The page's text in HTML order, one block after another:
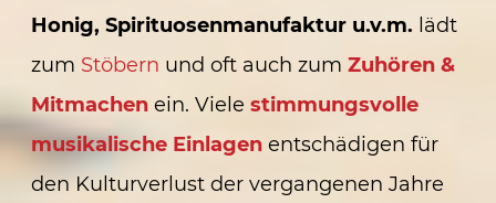
Honig, Spirituosenmanufaktur u.v.m. lädt
zum Stöbern und oft auch zum Zuhören &
Mitmachen ein. Viele stimmungsvolle
musikalische Einlagen entschädigen für
den Kulturverlust der vergangenen Jahre